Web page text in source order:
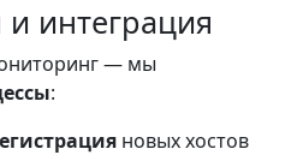
интеграция
— мы
:
новых хостов